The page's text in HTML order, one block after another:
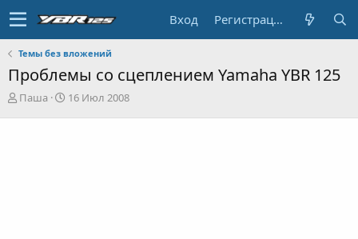
Вход Регистрация
Темы без вложений
Проблемы со сцеплением Yamaha YBR 125
А
Паша
Д
16 Июл 2008